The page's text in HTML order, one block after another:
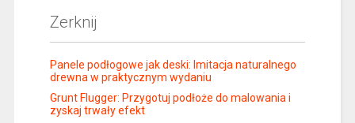
Zerknij
Panele podłogowe jak deski: Imitacja naturalnego
drewna w praktycznym wydaniu
Grunt Flugger: Przygotuj podłoże do malowania i
zyskaj trwały efekt